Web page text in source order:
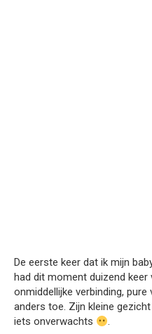
De eerste keer dat ik mijn
had dit moment duizend
onmiddellijke verbinding,
anders toe. Zijn kleine
iets onverwachts
.